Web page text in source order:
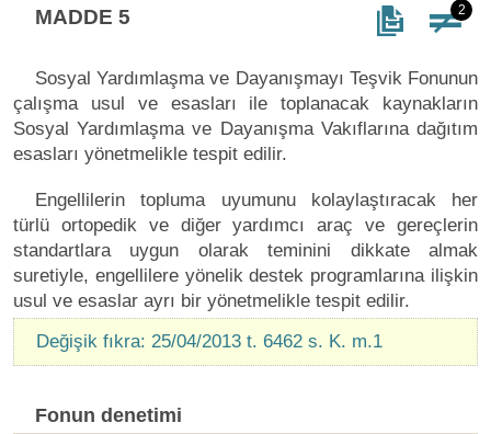
MADDE 5 2
Sosyal Yardımlaşma ve Dayanışmayı Teşvik Fonunun
çalışma usul ve esasları ile toplanacak kaynakların
Sosyal Yardımlaşma ve Dayanışma Vakıflarına dağıtım
esasları yönetmelikle tespit edilir.
Engellilerin topluma uyumunu kolaylaştıracak her
türlü ortopedik ve diğer yardımcı araç ve gereçlerin
standartlara uygun olarak teminini dikkate almak
suretiyle, engellilere yönelik destek programlarına ilişkin
usul ve esaslar ayrı bir yönetmelikle tespit edilir.
Değişik fıkra: 25/04/2013 t. 6462 s. K. m.1
Fonun denetimi